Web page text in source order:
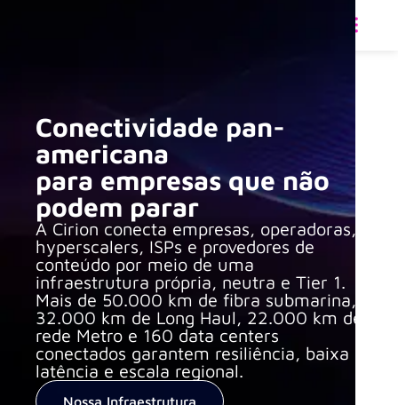
Conectividade pan-
americana
para empresas que não
podem parar
A Cirion conecta empresas, operadoras,
hyperscalers, ISPs e provedores de
conteúdo por meio de uma
infraestrutura própria, neutra e Tier 1.
Mais de 50.000 km de fibra submarina,
32.000 km de Long Haul, 22.000 km de
rede Metro e 160 data centers
conectados garantem resiliência, baixa
latência e escala regional.
Nossa Infraestrutura